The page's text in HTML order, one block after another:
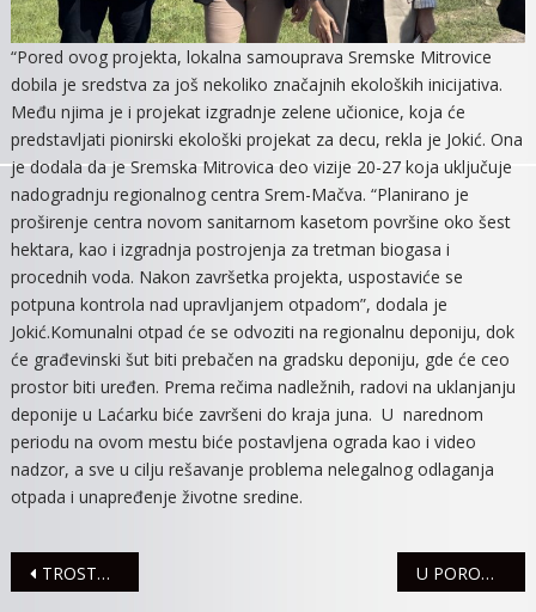
“Pored ovog projekta, lokalna samouprava Sremske Mitrovice
dobila je sredstva za još nekoliko značajnih ekoloških inicijativa.
Među njima je i projekat izgradnje zelene učionice, koja će
predstavljati pionirski ekološki projekat za decu, rekla je Jokić. Ona
je dodala da je Sremska Mitrovica deo vizije 20-27 koja uključuje
nadogradnju regionalnog centra Srem-Mačva. “Planirano je
proširenje centra novom sanitarnom kasetom površine oko šest
hektara, kao i izgradnja postrojenja za tretman biogasa i
procednih voda. Nakon završetka projekta, uspostaviće se
potpuna kontrola nad upravljanjem otpadom”, dodala je
Jokić.Komunalni otpad će se odvoziti na regionalnu deponiju, dok
će građevinski šut biti prebačen na gradsku deponiju, gde će ceo
prostor biti uređen. Prema rečima nadležnih, radovi na uklanjanju
deponije u Laćarku biće završeni do kraja juna. U narednom
periodu na ovom mestu biće postavljena ograda kao i video
nadzor, a sve u cilju rešavanje problema nelegalnog odlaganja
otpada i unapređenje životne sredine.
Navigacija
TROSTRUKI DOBITAK U MERIDIANU: Deponuj i ostvari 300% slot bonusa! U PORODILIŠTU RAVNOPRAVNO- ROĐENO 12 DEČAKA I 12 DEVOJČICA